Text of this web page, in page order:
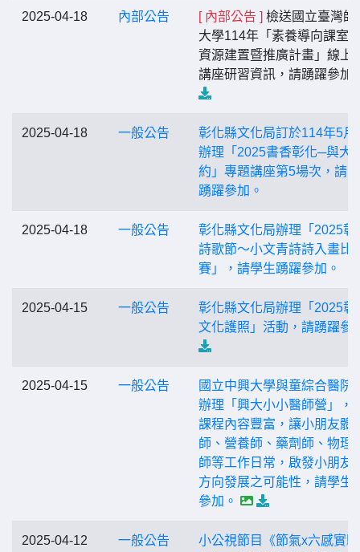
2025-04-18 內部公告 [ 內部公告 ] 檢送國立臺灣師
大學114年「素養導向課室
資源建置暨推廣計畫」線上
講座研習資訊，請踴躍參加
2025-04-18 一般公告
彰化縣文化局訂於114年5月
辦理「2025書香彰化─與大
約」專題講座第5場次，請
踴躍參加。
2025-04-18 一般公告
彰化縣文化局辦理「2025彰
詩歌節～小文青詩詩入畫比
賽」，請學生踴躍參加。
2025-04-15 一般公告
彰化縣文化局辦理「2025彰
文化護照」活動，請踴躍參
2025-04-15 一般公告
國立中興大學與童綜合醫院
辦理「興大小小醫師營」，
課程內容豐富，讓小朋友體
師、營養師、藥劑師、物理
師等工作日常，啟發小朋友
方向發展之可能性，請學生
參加。
2025-04-12 一般公告
小公視節目《節氣x六感實驗